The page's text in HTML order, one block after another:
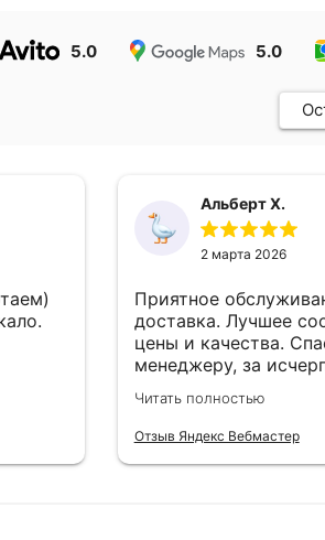
5.0 5.0
Альберт Х.
2 марта 2026
Приятное
доставка. Лучшее
цены и качества.
менеджеру, за
Читать полностью
Отзыв Яндекс Вебмастер